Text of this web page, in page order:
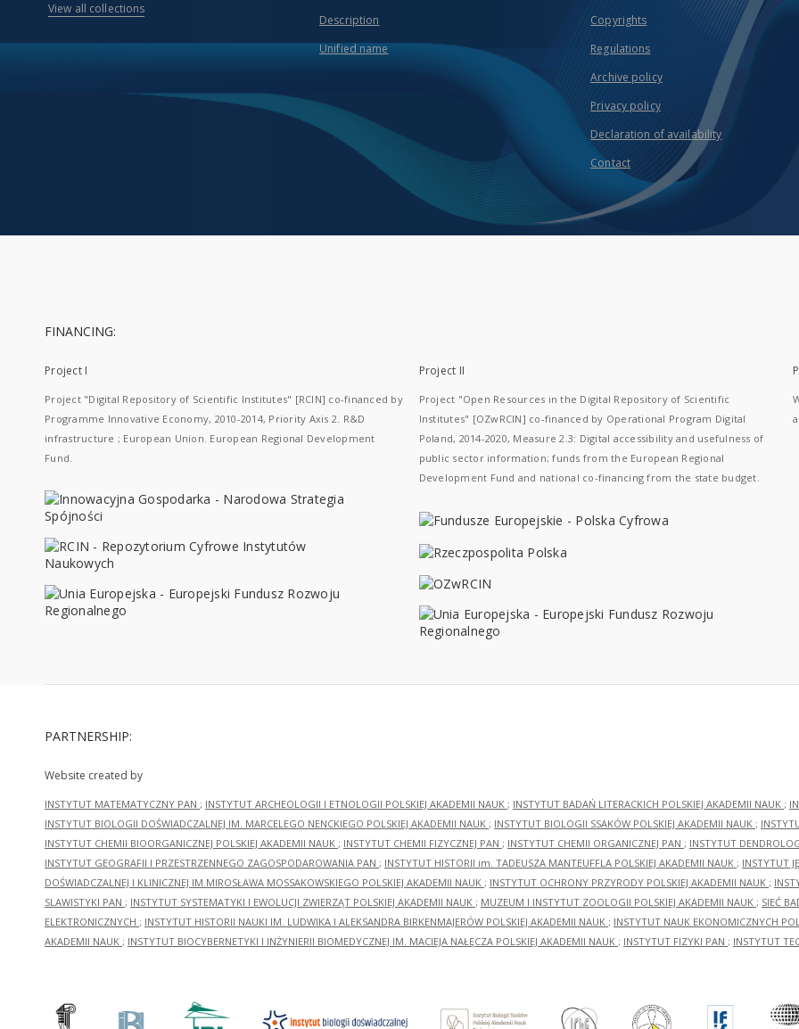
View all collections
Description
Unified name
Copyrights
Regulations
Archive policy
Privacy policy
Declaration of availability
Contact
FINANCING:
Project I
Project "Digital Repository of Scientific Institutes" [RCIN] co-financed by
Programme Innovative Economy, 2010-2014, Priority Axis 2. R&D
infrastructure ; European Union. European Regional Development
Fund.
Project II
Project "Open Resources in the Digital Repository of Scientific
Institutes" [OZwRCIN] co-financed by Operational Program Digital
Poland, 2014-2020, Measure 2.3: Digital accessibility and usefulness of
public sector information; funds from the European Regional
Development Fund and national co-financing from the state budget.
PARTNERSHIP:
Website created by
INSTYTUT MATEMATYCZNY PAN ; INSTYTUT ARCHEOLOGII I ETNOLOGII POLSKIEJ AKADEMII NAUK ; INSTYTUT BADAŃ LITERACKICH POLSKIEJ AKADEMII NAUK ;
INSTYTUT BIOLOGII DOŚWIADCZALNEJ IM. MARCELEGO NENCKIEGO POLSKIEJ AKADEMII NAUK ; INSTYTUT BIOLOGII SSAKÓW POLSKIEJ AKADEMII NAUK ;
INSTYTUT CHEMII BIOORGANICZNEJ POLSKIEJ AKADEMII NAUK ; INSTYTUT CHEMII FIZYCZNEJ PAN ; INSTYTUT CHEMII ORGANICZNEJ PAN ; INSTYTUT
INSTYTUT GEOGRAFII I PRZESTRZENNEGO ZAGOSPODAROWANIA PAN ; INSTYTUT HISTORII im. TADEUSZA MANTEUFFLA POLSKIEJ AKADEMII NAUK ; INSTYTUT
DOŚWIADCZALNEJ I KLINICZNEJ IM.MIROSŁAWA MOSSAKOWSKIEGO POLSKIEJ AKADEMII NAUK ; INSTYTUT OCHRONY PRZYRODY POLSKIEJ AKADEMII NAUK ;
SLAWISTYKI PAN ; INSTYTUT SYSTEMATYKI I EWOLUCJI ZWIERZĄT POLSKIEJ AKADEMII NAUK ; MUZEUM I INSTYTUT ZOOLOGII POLSKIEJ AKADEMII NAUK ; SIEĆ
ELEKTRONICZNYCH ; INSTYTUT HISTORII NAUKI IM. LUDWIKA I ALEKSANDRA BIRKENMAJERÓW POLSKIEJ AKADEMII NAUK ; INSTYTUT NAUK EKONOMICZNYCH
AKADEMII NAUK ; INSTYTUT BIOCYBERNETYKI I INŻYNIERII BIOMEDYCZNEJ IM. MACIEJA NAŁĘCZA POLSKIEJ AKADEMII NAUK ; INSTYTUT FIZYKI PAN ; INSTYTUT